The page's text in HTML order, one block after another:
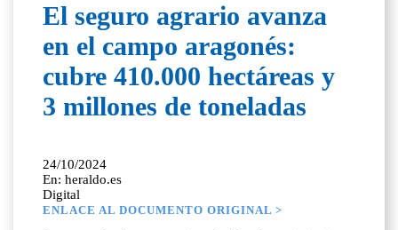
El seguro agrario avanza
en el campo aragonés:
cubre 410.000 hectáreas y
3 millones de toneladas
24/10/2024
En: heraldo.es
Digital
ENLACE AL DOCUMENTO ORIGINAL >